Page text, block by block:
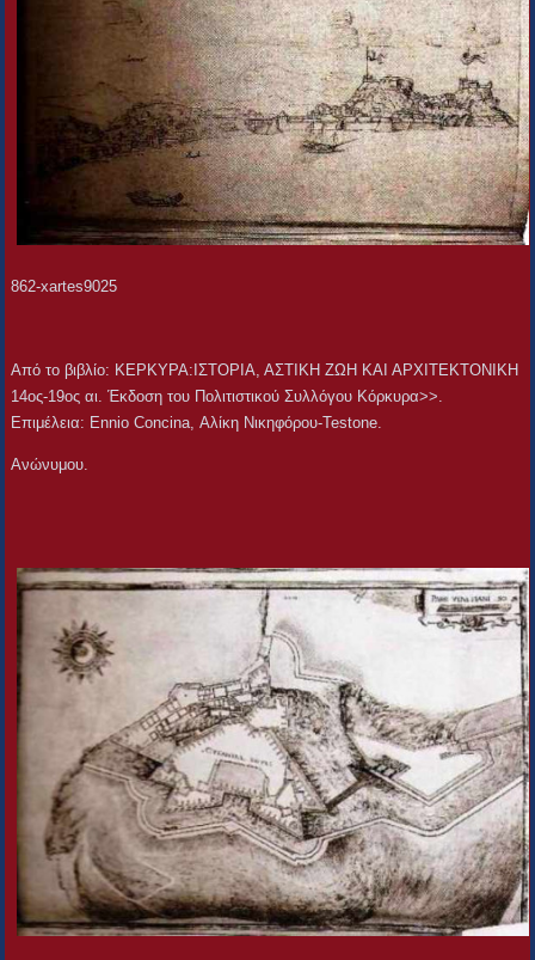
862-xartes9025
Aπό το βιβλίο: ΚΕΡΚΥΡΑ:ΙΣΤΟΡΙΑ, ΑΣΤΙΚΗ ΖΩΗ ΚΑΙ ΑΡΧΙΤΕΚΤΟΝΙΚΗ
14ος-19ος αι. Έκδοση του Πολιτιστικού Συλλόγου Κόρκυρα>>.
Επιμέλεια: Ennio Concina, Αλίκη Νικηφόρου-Testone.
Ανώνυμου.